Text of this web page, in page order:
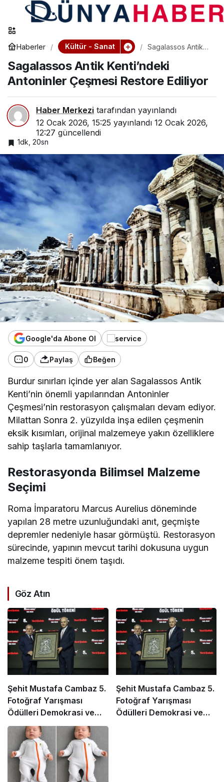
Haberler Kültür - Sanat
Sagalassos Antik
Antoninler Çeşmesi
Restore Ediliyor
Sagalassos Antik Kenti’ndeki
Antoninler Çeşmesi Restore Ediliyor
Haber Merkezi tarafından yayınlandı
12 Ocak 2026, 15:25 yayınlandı 12 Ocak 2026,
12:27 güncellendi
1dk, 20sn
Google'da Abone Ol
0 Paylaş Beğen
Burdur sınırları içinde yer alan Sagalassos Antik
Kenti’nin önemli yapılarından Antoninler
Çeşmesi’nin restorasyon çalışmaları devam ediyor.
Milattan Sonra 2. yüzyılda inşa edilen çeşmenin
eksik kısımları, orijinal malzemeye yakın özelliklere
sahip taşlarla tamamlanıyor.
Restorasyonda Bilimsel Malzeme
Seçimi
Roma İmparatoru Marcus Aurelius döneminde
yapılan 28 metre uzunluğundaki anıt, geçmişte
depremler nedeniyle hasar görmüştü. Restorasyon
sürecinde, yapının mevcut tarihi dokusuna uygun
malzeme tespiti önem taşıdı.
Göz Atın
Şehit Mustafa Cambaz 5.
Fotoğraf Yarışması
Ödülleri Demokrasi ve
Özgürlükler Adası’nda
Sahiplerini Buldu
Şehit Mustafa Cambaz 5.
Fotoğraf Yarışması
Ödülleri Demokrasi ve